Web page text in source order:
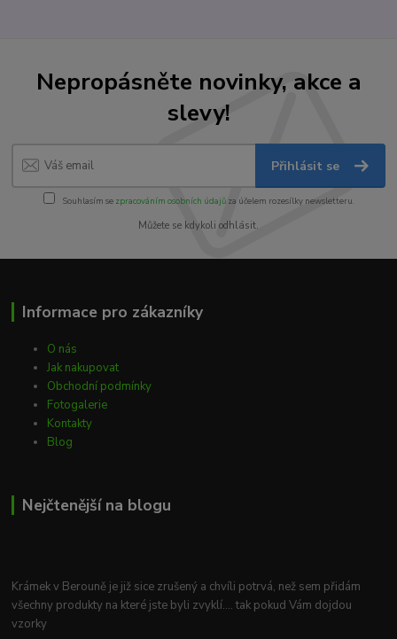
Nepropásněte novinky, akce a
slevy!
Přihlásit se
Souhlasím se zpracováním osobních údajůza účelem rozesílky newsletteru.
Můžete se kdykoli odhlásit.
Informace pro zákazníky
O nás
Jak nakupovat
Obchodní podmínky
Fotogalerie
Kontakty
Blog
Nejčtenější na blogu
Krámek v Berouně je již sice zrušený a chvíli potrvá, než sem přidám
všechny produkty na které jste byli zvyklí.... tak pokud Vám dojdou
vzorky